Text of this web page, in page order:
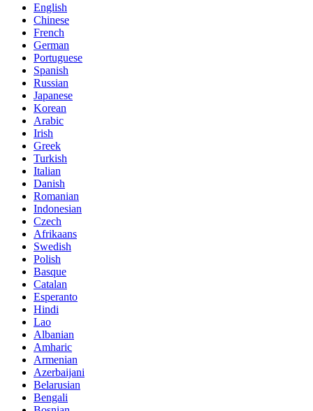
English
Chinese
French
German
Portuguese
Spanish
Russian
Japanese
Korean
Arabic
Irish
Greek
Turkish
Italian
Danish
Romanian
Indonesian
Czech
Afrikaans
Swedish
Polish
Basque
Catalan
Esperanto
Hindi
Lao
Albanian
Amharic
Armenian
Azerbaijani
Belarusian
Bengali